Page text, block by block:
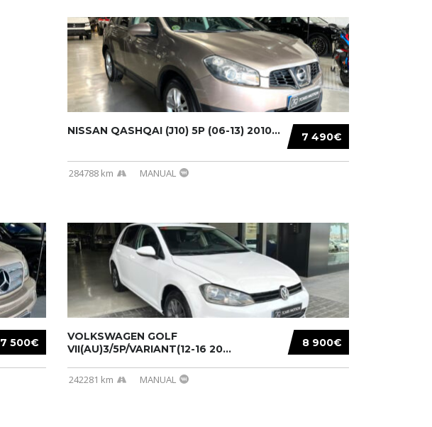
7 490€
NISSAN QASHQAI (J10) 5P (06-13) 2010...
284788 km MANUAL
7 500€ 8 900€
VOLKSWAGEN GOLF
VII(AU)3/5P/VARIANT(12-16 20...
242281 km MANUAL